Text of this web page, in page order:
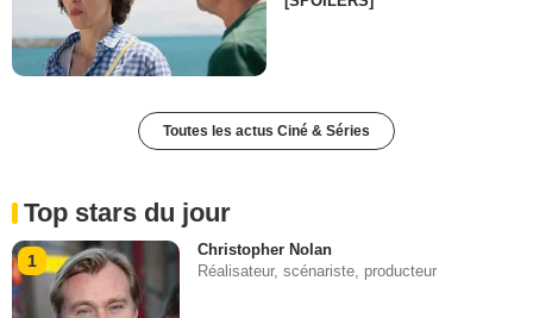
Toutes les actus Ciné & Séries
Top stars du jour
1
Christopher Nolan
Réalisateur, scénariste, producteur